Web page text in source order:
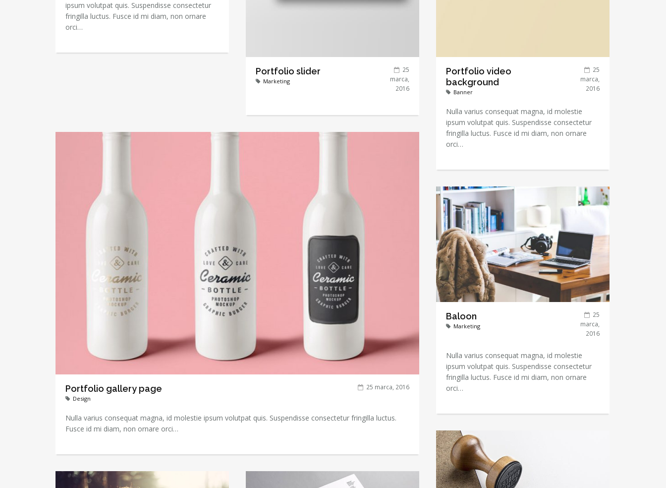
ipsum volutpat quis. Suspendisse consectetur
fringilla luctus. Fusce id mi diam, non ornare
orci…
Portfolio slider
Marketing
25
marca,
2016
Portfolio video
background
Banner
25
marca,
2016
Nulla varius consequat magna, id molestie
ipsum volutpat quis. Suspendisse consectetur
fringilla luctus. Fusce id mi diam, non ornare
orci…
Portfolio gallery page
Design
25 marca, 2016
Nulla varius consequat magna, id molestie ipsum volutpat quis. Suspendisse consectetur fringilla luctus.
Fusce id mi diam, non ornare orci…
Baloon
Marketing
25
marca,
2016
Nulla varius consequat magna, id molestie
ipsum volutpat quis. Suspendisse consectetur
fringilla luctus. Fusce id mi diam, non ornare
orci…